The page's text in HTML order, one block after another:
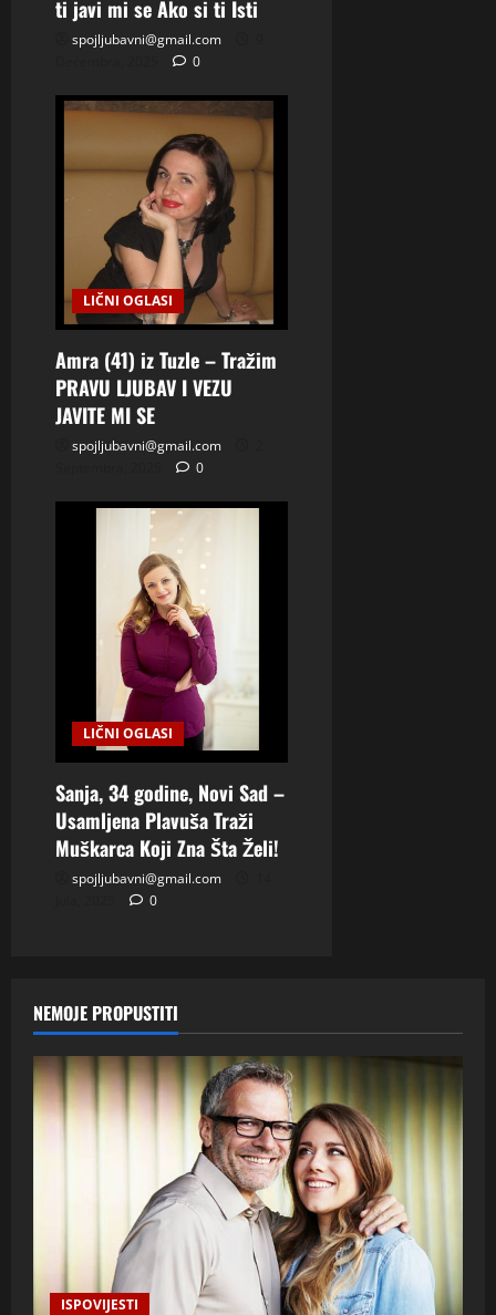
ti javi mi se Ako si ti Isti
spojljubavni@gmail.com
0
LIČNI OGLASI
Amra (41) iz Tuzle – Tražim
PRAVU LJUBAV I VEZU
JAVITE MI SE
spojljubavni@gmail.com
0
LIČNI OGLASI
Sanja, 34 godine, Novi Sad –
Usamljena Plavuša Traži
Muškarca Koji Zna Šta Želi!
spojljubavni@gmail.com
0
NEMOJE PROPUSTITI
ISPOVIJESTI